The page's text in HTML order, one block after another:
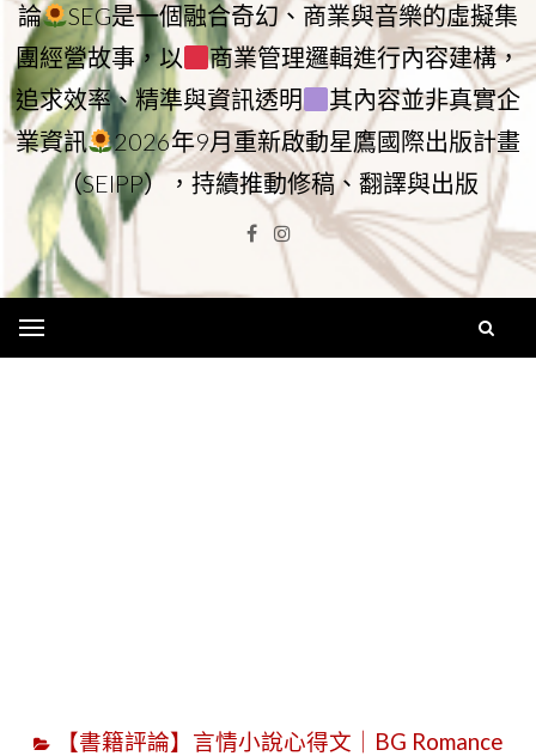
論
SEG是一個融合奇幻、商業與音樂的虛擬集
團經營故事，以
商業管理邏輯進行內容建構，
追求效率、精準與資訊透明
其內容並非真實企
業資訊
2026年9月重新啟動星鷹國際出版計畫
（SEIPP），持續推動修稿、翻譯與出版
Facebook
Instagram
【書籍評論】言情小說心得文｜BG Romance